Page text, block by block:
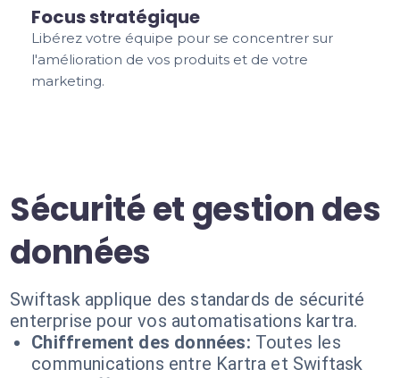
Focus stratégique
Libérez votre équipe pour se concentrer sur
l'amélioration de vos produits et de votre
marketing.
Sécurité et gestion des
données
Swiftask applique des standards de sécurité
enterprise pour vos automatisations kartra.
Chiffrement des données: Toutes les
communications entre Kartra et Swiftask